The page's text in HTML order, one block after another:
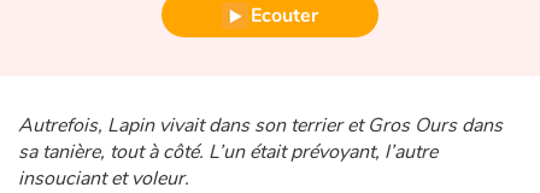
Écologie, nature, saisons
Voyage, épopée, enquête, aventure
Ecouter
Autrefois, Lapin vivait dans son terrier et Gros Ours dans
sa tanière, tout à côté. L’un était prévoyant, l’autre
insouciant et voleur.